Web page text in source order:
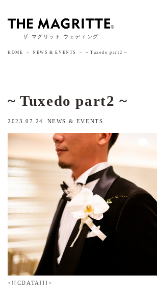
ザ マグリット ウェディング
HOME NEWS & EVENTS ~ Tuxedo part2 ~
~ Tuxedo part2 ~
2023.07.24 NEWS & EVENTS
<![CDATA[]]>